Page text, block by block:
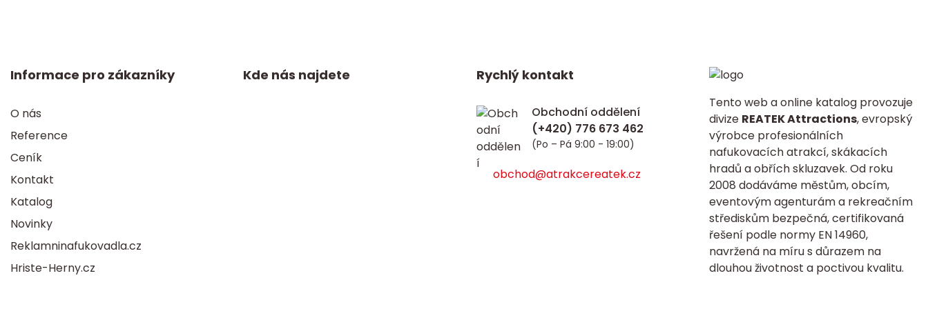
Informace pro zákazníky
O nás
Reference
Ceník
Kontakt
Katalog
Novinky
Reklamninafukovadla.cz
Hriste-Herny.cz
Kde nás najdete
Tento web a online katalog provozuje
divize REATEK Attractions, evropský
výrobce profesionálních
nafukovacích atrakcí, skákacích
hradů a obřích skluzavek. Od roku
2008 dodáváme městům, obcím,
eventovým agenturám a rekreačním
střediskům bezpečná, certifikovaná
řešení podle normy EN 14960,
navržená na míru s důrazem na
dlouhou životnost a poctivou kvalitu.
Rychlý kontakt
Obchodní oddělení
(Po – Pá 9:00 - 19:00)
obchod@atrakcereatek.cz